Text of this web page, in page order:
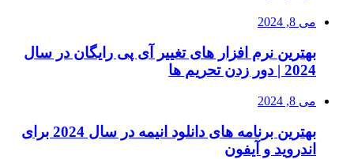
می 8, 2024
بهترین نرم افزار های تغییر آی پی رایگان در سال
2024 | دور زدن تحریم ها
می 8, 2024
بهترین برنامه های دانلود انیمه در سال 2024 برای
اندروید و آیفون